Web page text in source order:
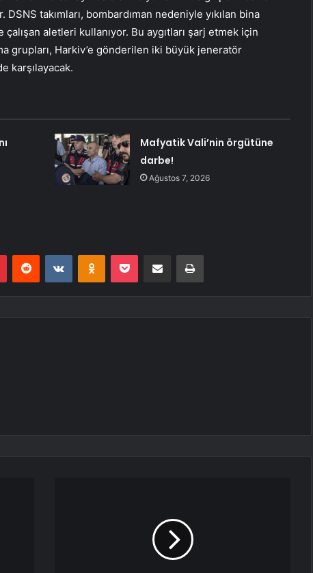
takımları, bombardıman nedeniyle yıkılan bina
aletleri kullanıyor. Bu aygıtları şarj etmek için
grupları, Harkiv’e gönderilen iki büyük jeneratör
karşılayacak.
Mafyatik Vali’nin örgütüne
darbe!
Ağustos 7, 2026
PinterestReddit VKontakteOdnoklassniki
Pocket E-Posta ile paylaş Yazdır